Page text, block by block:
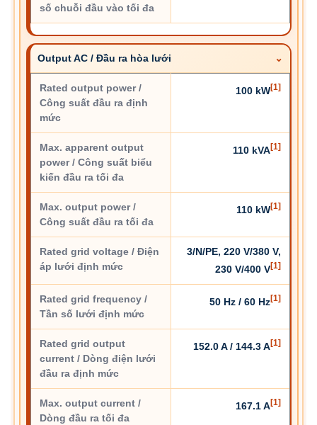
số chuỗi đầu vào tối đa
Output AC / Đầu ra hòa lưới
Rated output power /
Công suất đầu ra định
mức
100 kW[1]
Max. apparent output
power / Công suất biểu
kiến đầu ra tối đa
110 kVA[1]
Max. output power /
Công suất đầu ra tối đa
110 kW[1]
Rated grid voltage / Điện
áp lưới định mức
3/N/PE, 220 V/380 V,
230 V/400 V[1]
Rated grid frequency /
Tần số lưới định mức
50 Hz / 60 Hz[1]
Rated grid output
current / Dòng điện lưới
đầu ra định mức
152.0 A / 144.3 A[1]
Max. output current /
Dòng đầu ra tối đa
167.1 A[1]